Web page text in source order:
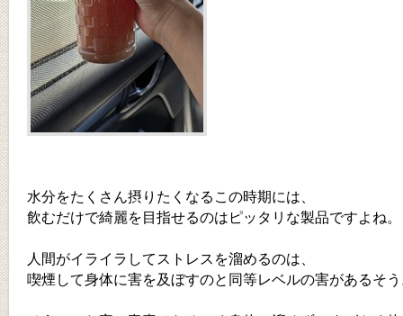
水分をたくさん摂りたくなるこの時期には、
飲むだけで綺麗を目指せるのはピッタリな製品ですよね。
人間がイライラしてストレスを溜めるのは、
喫煙して身体に害を及ぼすのと同等レベルの害があるそ